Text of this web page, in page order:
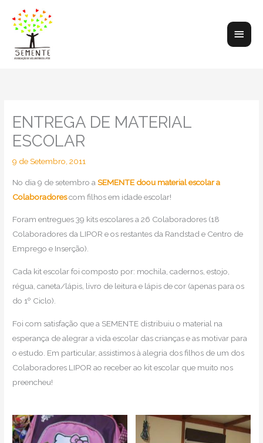
content
Main
ENTREGA DE MATERIAL
ESCOLAR
9 de Setembro, 2011
No dia 9 de setembro aSEMENTE doou material escolar a
Colaboradorescom filhos em idade escolar!
Foram entregues 39 kits escolares a 26 Colaboradores (18
Colaboradores da LIPOR e os restantes da Randstad e Centro de
Emprego e Inserção).
Cada kit escolar foi composto por: mochila, cadernos, estojo,
régua, caneta/lápis, livro de leitura e lápis de cor (apenas para os
do 1º Ciclo).
Foi com satisfação que a SEMENTE distribuiu o material na
esperança de alegrar a vida escolar das crianças e as motivar para
o estudo. Em particular, assistimos à alegria dos filhos de um dos
Colaboradores LIPOR ao receber ao kit escolar que muito nos
preencheu!